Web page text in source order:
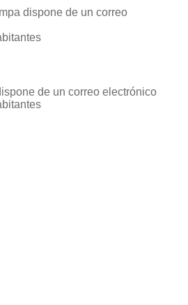
dispone de un correo
de un correo electrónico